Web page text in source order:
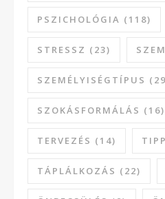
PSZICHOLÓGIA (118)
STRESSZ (23)
SZEMÉLYISÉGTÍPUS
SZOKÁSFORMÁLÁS (16)
TERVEZÉS (14)
TÁPLÁLKOZÁS (22)